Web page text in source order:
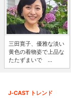
三田寛子、優雅な淡い
黄色の着物姿で上品な
たたずまいで ...
J-CAST トレンド